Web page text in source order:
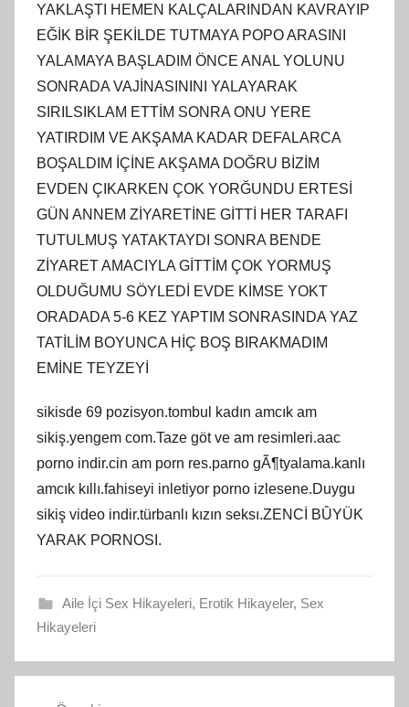
YAKLAŞTI HEMEN KALÇALARINDAN KAVRAYIP
EĞİK BİR ŞEKİLDE TUTMAYA POPO ARASINI
YALAMAYA BAŞLADIM ÖNCE ANAL YOLUNU
SONRADA VAJİNASININI YALAYARAK
SIRILSIKLAM ETTİM SONRA ONU YERE
YATIRDIM VE AKŞAMA KADAR DEFALARCA
BOŞALDIM İÇİNE AKŞAMA DOĞRU BİZİM
EVDEN ÇIKARKEN ÇOK YORĞUNDU ERTESİ
GÜN ANNEM ZİYARETİNE GİTTİ HER TARAFI
TUTULMUŞ YATAKTAYDI SONRA BENDE
ZİYARET AMACIYLA GİTTİM ÇOK YORMUŞ
OLDUĞUMU SÖYLEDİ EVDE KİMSE YOKT
ORADADA 5-6 KEZ YAPTIM SONRASINDA YAZ
TATİLİM BOYUNCA HİÇ BOŞ BIRAKMADIM
EMİNE TEYZEYİ
sikisde 69 pozisyon.tombul kadın amcık am
sikiş.yengem com.Taze göt ve am resimleri.aac
porno indir.cin am porn res.parno gÃ¶tyalama.kanlı
amcık kıllı.fahiseyi inletiyor porno izlesene.Duygu
sikiş video indir.türbanlı kızın seksı.ZENCİ BÛYÜK
YARAK PORNOSI.
Aile İçi Sex Hikayeleri, Erotik Hikayeler, Sex
Hikayeleri